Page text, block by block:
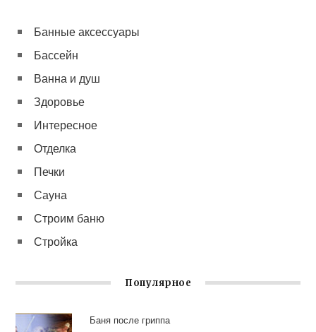
Банные аксессуары
Бассейн
Ванна и душ
Здоровье
Интересное
Отделка
Печки
Сауна
Строим баню
Стройка
Популярное
Баня после гриппа